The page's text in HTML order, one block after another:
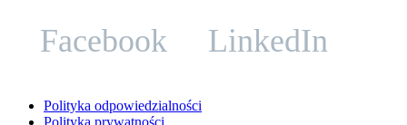
Facebook LinkedIn
Polityka odpowiedzialności
Polityka prywatności